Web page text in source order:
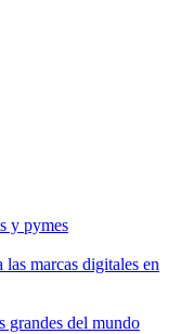
y pymes
marcas digitales en
grandes del mundo